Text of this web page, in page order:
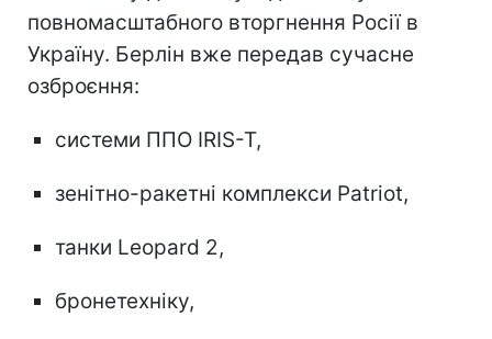
повномасштабного вторгнення Росії в
Україну. Берлін вже передав сучасне
озброєння:
системи ППО IRIS-T,
зенітно-ракетні комплекси Patriot,
танки Leopard 2,
бронетехніку,